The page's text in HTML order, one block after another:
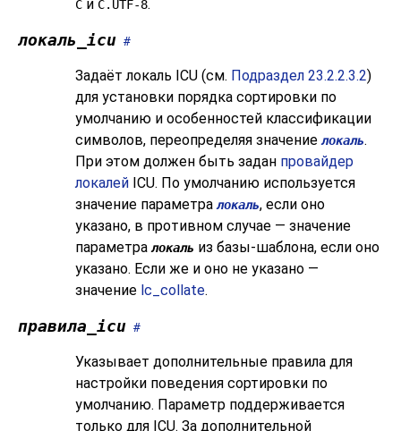
C и C.UTF-8.
локаль_icu #
Задаёт локаль ICU (см. Подраздел 23.2.2.3.2)
для установки порядка сортировки по
умолчанию и особенностей классификации
символов, переопределяя значение локаль.
При этом должен быть задан провайдер
локалей ICU. По умолчанию используется
значение параметра локаль, если оно
указано, в противном случае — значение
параметра локаль из базы-шаблона, если оно
указано. Если же и оно не указано —
значение lc_collate.
правила_icu #
Указывает дополнительные правила для
настройки поведения сортировки по
умолчанию. Параметр поддерживается
только для ICU. За дополнительной